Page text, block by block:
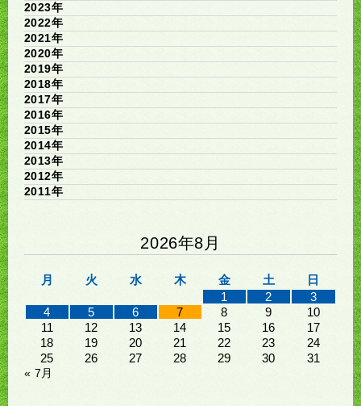
2023年
2022年
2021年
2020年
2019年
2018年
2017年
2016年
2015年
2014年
2013年
2012年
2011年
2026年8月
月 火 水 木 金 土
日
1
2
3
4
5 6 7 8 9
10
11
12 13 14 15 16
17
18
19 20 21 22 23
24
25
26 27 28 29 30 31
« 7月